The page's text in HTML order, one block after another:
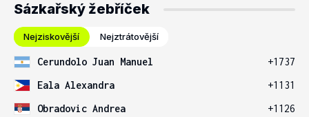
Sázkařský žebříček
Nejziskovější Nejztrátovější
Cerundolo Juan Manuel
+1737
Eala Alexandra
+1131
Obradovic Andrea
+1126